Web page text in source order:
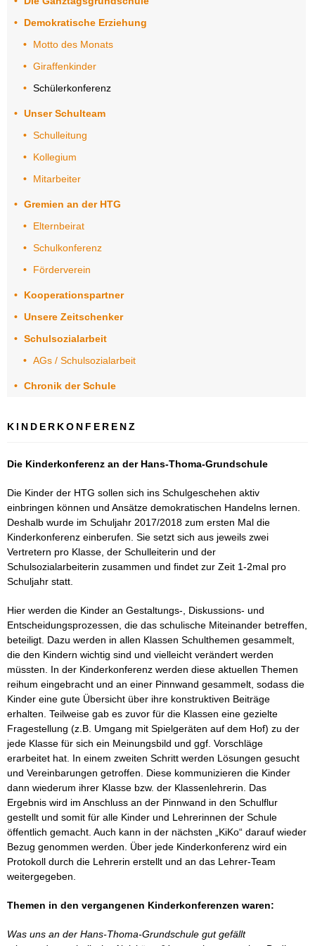
Demokratische Erziehung
Motto des Monats
Giraffenkinder
Schülerkonferenz
Unser Schulteam
Schulleitung
Kollegium
Mitarbeiter
Gremien an der HTG
Elternbeirat
Schulkonferenz
Förderverein
Kooperationspartner
Unsere Zeitschenker
Schulsozialarbeit
AGs / Schulsozialarbeit
Chronik der Schule
KINDERKONFERENZ
Die Kinderkonferenz an der Hans-Thoma-Grundschule
Die Kinder der HTG sollen sich ins Schulgeschehen aktiv
einbringen können und Ansätze demokratischen Handelns lernen.
Deshalb wurde im Schuljahr 2017/2018 zum ersten Mal die
Kinderkonferenz einberufen. Sie setzt sich aus jeweils zwei
Vertretern pro Klasse, der Schulleiterin und der
Schulsozialarbeiterin zusammen und findet zur Zeit 1-2mal pro
Schuljahr statt.
Hier werden die Kinder an Gestaltungs-, Diskussions- und
Entscheidungsprozessen, die das schulische Miteinander betreffen,
beteiligt. Dazu werden in allen Klassen Schulthemen gesammelt,
die den Kindern wichtig sind und vielleicht verändert werden
müssten. In der Kinderkonferenz werden diese aktuellen Themen
reihum eingebracht und an einer Pinnwand gesammelt, sodass die
Kinder eine gute Übersicht über ihre konstruktiven Beiträge
erhalten. Teilweise gab es zuvor für die Klassen eine gezielte
Fragestellung (z.B. Umgang mit Spielgeräten auf dem Hof) zu der
jede Klasse für sich ein Meinungsbild und ggf. Vorschläge
erarbeitet hat. In einem zweiten Schritt werden Lösungen gesucht
und Vereinbarungen getroffen. Diese kommunizieren die Kinder
dann wiederum ihrer Klasse bzw. der Klassenlehrerin. Das
Ergebnis wird im Anschluss an der Pinnwand in den Schulflur
gestellt und somit für alle Kinder und Lehrerinnen der Schule
öffentlich gemacht. Auch kann in der nächsten „KiKo“ darauf wieder
Bezug genommen werden. Über jede Kinderkonferenz wird ein
Protokoll durch die Lehrerin erstellt und an das Lehrer-Team
weitergegeben.
Themen in den vergangenen Kinderkonferenzen waren:
Was uns an der Hans-Thoma-Grundschule gut gefällt
Motto
des
Monats
Giraffenkinder
Schülerkonferenz
Schulteam
Kollegium
Mitarbeiter
an der
HTG
Elternbeirat
Kooperationspartner
Unsere
Schulsozialarbeit
AGs /
Schulsozialarbeit
Chronik
Schule
Infos
für
Eltern
Terminkalender
Ferienkalender
Öffnungszeiten
des
Sekretariats
Das
Schulleitungsteam
Sprechstunden